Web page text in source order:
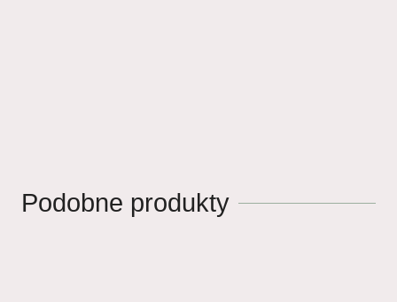
Podobne produkty